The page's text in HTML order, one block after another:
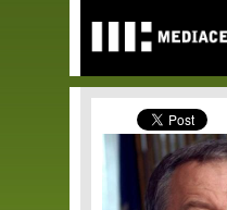
main
content